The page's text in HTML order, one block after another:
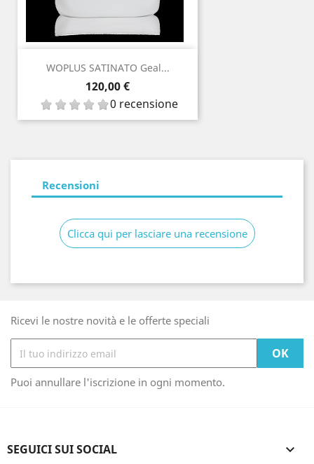
WOPLUS SATINATO Geal...
Prezzo
120,00 €
0 recensione
Recensioni
Clicca qui per lasciare una recensione
Ricevi le nostre novità e le offerte speciali
Puoi annullare l'iscrizione in ogni momento.
SEGUICI SUI SOCIAL 